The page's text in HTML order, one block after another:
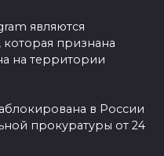
являются
признана
на территории
в России
прокуратуры от 24